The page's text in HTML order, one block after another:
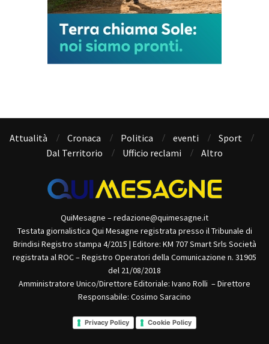
Attualità Cronaca Politica eventi
Sport
Dal Territorio
Ufficio reclami Altro
QuiMesagne – redazione@quimesagne.it
Testata giornalistica Qui Mesagne registrata presso il Tribunale di
Brindisi Registro stampa 4/2015 | Editore: KM 707 Smart Srls Società
registrata al ROC – Registro Operatori della Comunicazione n. 31905
del 21/08/2018
Amministratore Unico/Direttore Editoriale: Ivano Rolli – Direttore
Responsabile: Cosimo Saracino
Privacy Policy Cookie Policy